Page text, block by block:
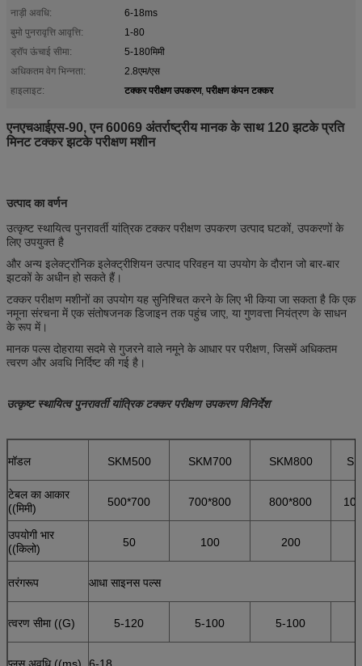
नाड़ी अवधि:
6-18ms
बुमो पुनरावृत्ति आवृत्ति:
1-80
ड्रॉप ऊंचाई सीमा:
5-180मिमी
अधिकतम वेग भिन्नता:
2.8एम/एस
हाइलाइट:
टक्कर परीक्षण उपकरण, परीक्षण कंपन टक्कर
एनएचआईएस-90, एन 60069 अंतर्राष्ट्रीय मानक के साथ 120 झटके प्रति
मिनट टक्कर झटके परीक्षण मशीन
उत्पाद का वर्णन
उत्कृष्ट स्थायित्व पुनरावर्ती यांत्रिक टक्कर परीक्षण उपकरण उत्पाद घटकों, उपकरणों के
लिए उपयुक्त है
और अन्य इलेक्ट्रॉनिक इलेक्ट्रीशियन उत्पाद परिवहन या उपयोग के दौरान जो बार-बार
झटकों के अधीन हो सकते हैं।
टक्कर परीक्षण मशीनों का उपयोग यह सुनिश्चित करने के लिए भी किया जा सकता है कि एक
नमूना संरचना में एक संतोषजनक डिजाइन तक पहुंच जाए, या गुणवत्ता नियंत्रण के साधन
के रूप में।
मानक पल्स दोहराया सदमे से गुजरने वाले नमूने के आधार पर परीक्षण, जिसमें अधिकतम
त्वरण और अवधि निर्दिष्ट की गई है।
उत्कृष्ट स्थायित्व पुनरावर्ती यांत्रिक टक्कर परीक्षण उपकरण विनिर्देश
मॉडल SKM500 SKM700 SKM800
टेबल का आकार
((मिमी)
500*700 700*800 800*800
उपयोगी भार
((किलो)
50 100 200
तरंगरूप आधा साइनस पल्स
त्वरण सीमा ((G) 5-120 5-100 5-100